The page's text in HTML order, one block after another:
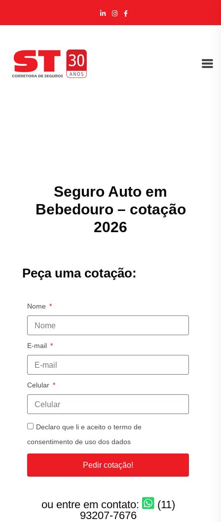
Seguro Auto em
Bebedouro – cotação
2026
Peça uma cotação:
Nome
E-mail
Celular
Declaro que li e aceito o termo de
consentimento de uso dos dados
Pedir cotação!
ou entre em contato:
(11)
93207-7676